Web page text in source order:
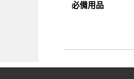
必備用品